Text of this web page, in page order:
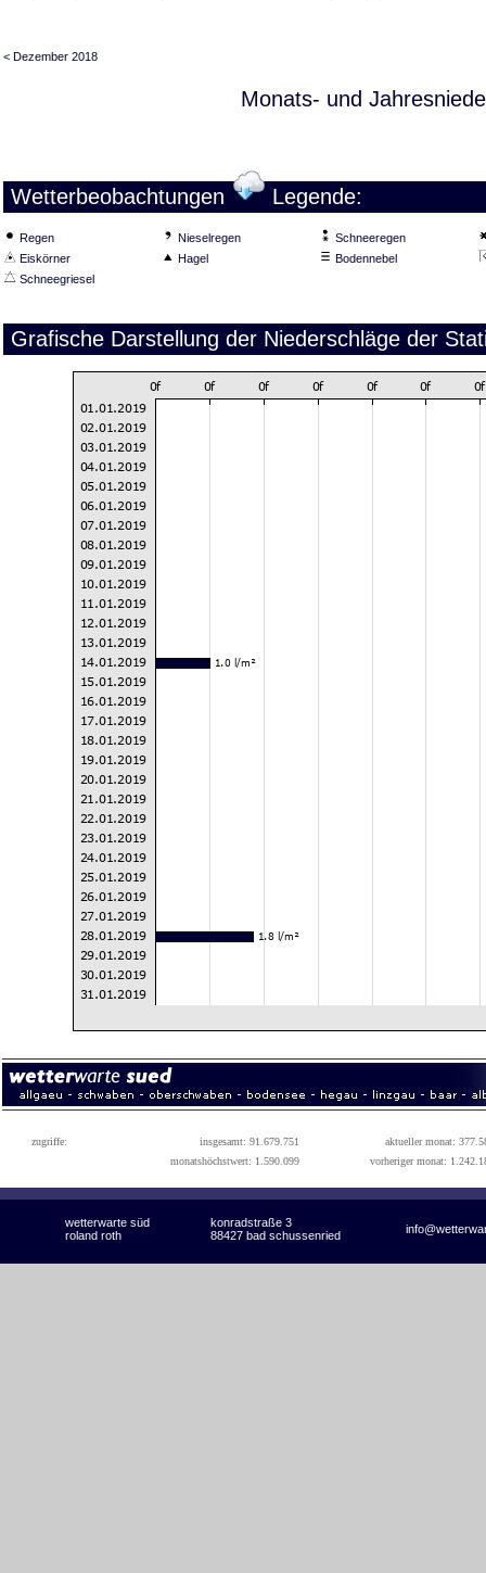
< Dezember 2018
Monats- und
Wetterbeobachtungen Legende:
Regen Nieselregen
Schneeregen
Eiskörner
Hagel
Bodennebel
Schneegriesel
Grafische Darstellung der Niederschläge der
zugriffe: insgesamt: 91.679.751
aktueller monat:
monatshöchstwert: 1.590.099
vorheriger monat:
wetterwarte süd konradstraße 3
roland roth 88427 bad schussenried